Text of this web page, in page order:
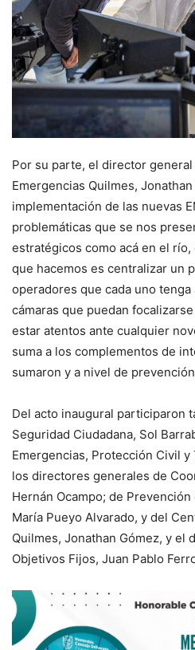
Por su parte, el director
Emergencias Quilmes,
implementación de las nuevas
problemáticas que se nos
estratégicos como acá en el
que hacemos es centralizar un
operadores que cada uno
cámaras que puedan
estar atentos ante cualquier
suma a los complementos de
sumaron y a nivel de
Del acto inaugural participaron
Seguridad Ciudadana, Sol
Emergencias, Protección Civil
los directores generales de
Hernán Ocampo; de
María Pueyo Alvarado, y del
Quilmes, Jonathan Gómez, y el
Objetivos Fijos, Juan Pablo